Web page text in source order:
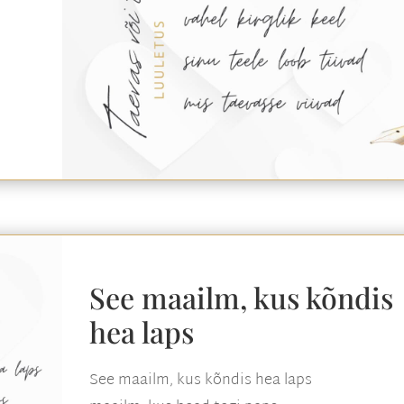
See maailm, kus kõndis
hea laps
See maailm, kus kõndis hea laps